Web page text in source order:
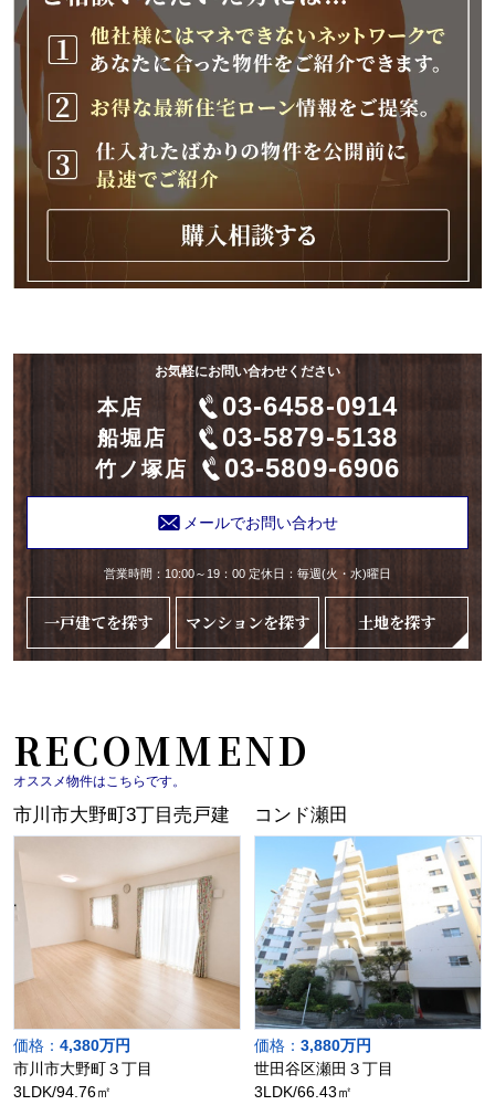
よろしくお願いいたします。
お気軽にお問い合わせください
本店 03-6458-0914
船堀店 03-5879-5138
竹ノ塚店 03-5809-6906
メールでお問い合わせ
営業時間：10:00～19：00 定休日：毎週(火・水)曜日
一戸建てを探す マンションを探す 土地を探す
RECOMMEND
オススメ物件はこちらです。
市川市大野町3丁目売戸建
価格： 4,380万円
市川市大野町３丁目
3LDK/94.76㎡
コンド瀬田
価格： 3,880万円
世田谷区瀬田３丁目
3LDK/66.43㎡